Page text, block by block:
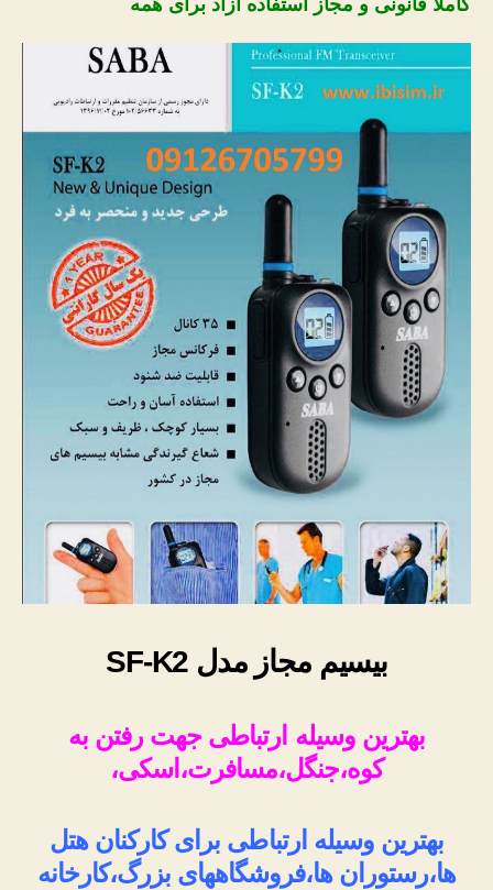
بیسیم مجاز مدل SF-K2
بهترین وسیله ارتباطی جهت رفتن به
کوه،جنگل،مسافرت،اسکی،
بهترین وسیله ارتباطی برای کارکنان هتل
ها،رستوران ها،فروشگاههای بزرگ،کارخانه